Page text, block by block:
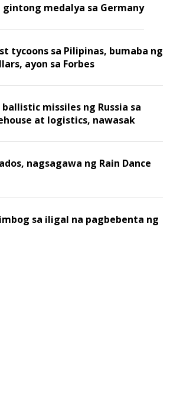
gintong medalya sa Germany
tycoons sa Pilipinas, bumaba ng
ayon sa Forbes
missiles ng Russia sa
at logistics, nawasak
nagsagawa ng Rain Dance
sa iligal na pagbebenta ng